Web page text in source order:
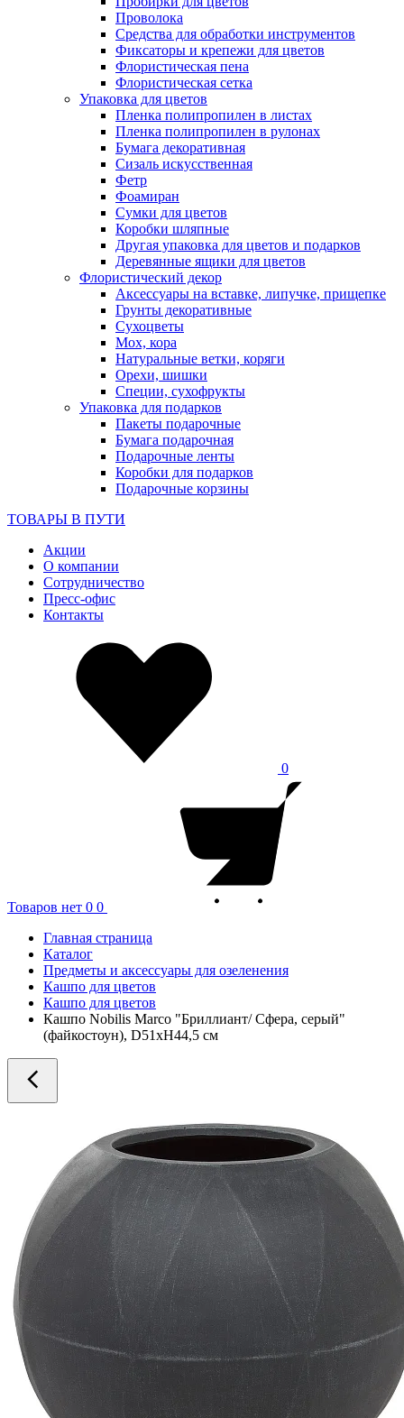
Проволока
Средства для обработки инструментов
Фиксаторы и крепежи для цветов
Флористическая пена
Флористическая сетка
Упаковка для цветов
Пленка полипропилен в листах
Пленка полипропилен в рулонах
Бумага декоративная
Сизаль искусственная
Фетр
Фоамиран
Сумки для цветов
Коробки шляпные
Другая упаковка для цветов и подарков
Деревянные ящики для цветов
Флористический декор
Аксессуары на вставке, липучке, прищепке
Грунты декоративные
Сухоцветы
Мох, кора
Натуральные ветки, коряги
Орехи, шишки
Специи, сухофрукты
Упаковка для подарков
Пакеты подарочные
Бумага подарочная
Подарочные ленты
Коробки для подарков
Подарочные корзины
ТОВАРЫ В ПУТИ
Акции
О компании
Сотрудничество
Пресс-офис
Контакты
0
Товаров нет 0 0
Главная страница
Каталог
Предметы и аксессуары для озеленения
Кашпо для цветов
Кашпо для цветов
Кашпо Nobilis Marco "Бриллиант/ Сфера, серый"
(файкостоун), D51xH44,5 см